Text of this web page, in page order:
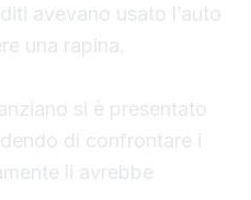
avevano usato l’auto
una rapina.
si è presentato
di confrontare i
li avrebbe